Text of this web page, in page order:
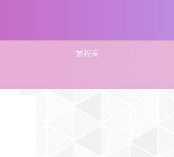
旅程表